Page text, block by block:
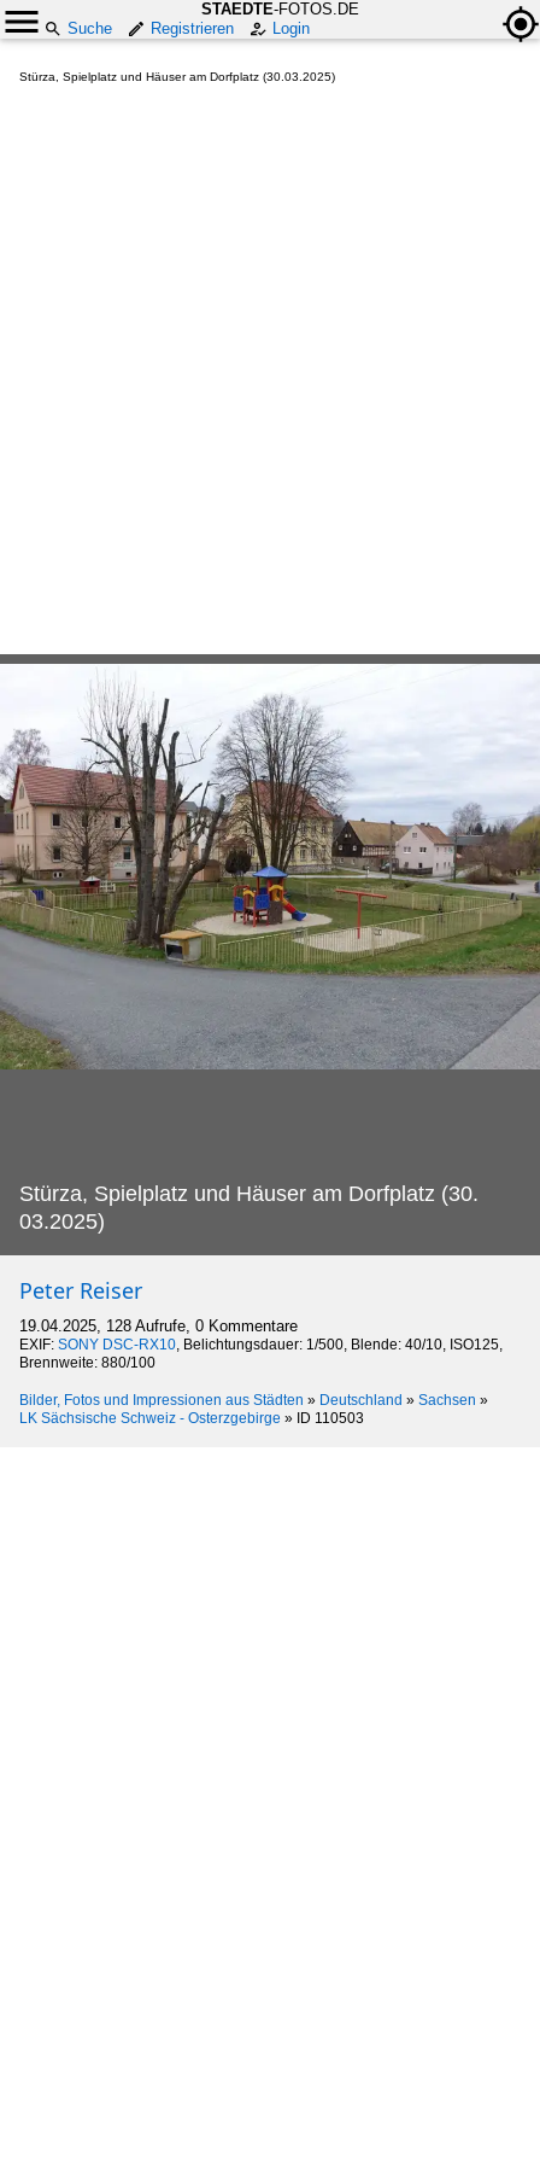
STAEDTE-FOTOS.DE
Suche
Registrieren Login
Stürza, Spielplatz und Häuser am Dorfplatz (30.03.2025)
Stürza, Spielplatz und Häuser am Dorfplatz (30.
03.2025)
Peter Reiser
19.04.2025, 128 Aufrufe, 0 Kommentare
EXIF: SONY DSC-RX10, Belichtungsdauer: 1/500, Blende: 40/10, ISO125,
Brennweite: 880/100
Bilder, Fotos und Impressionen aus Städten » Deutschland » Sachsen »
LK Sächsische Schweiz - Osterzgebirge » ID 110503